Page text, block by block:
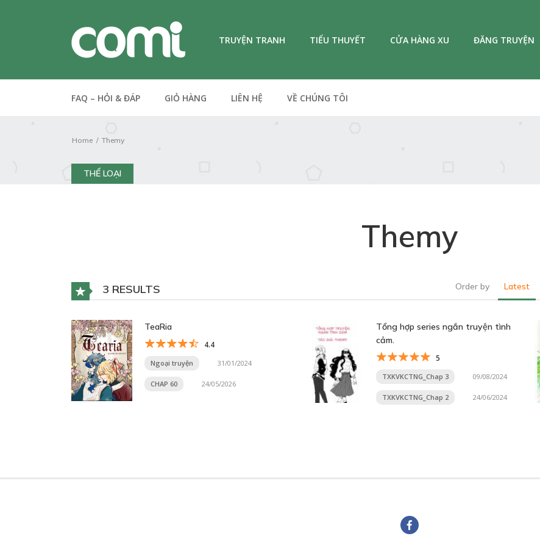
TRUYỆN TRANH TIỂU THUYẾT CỬA HÀNG XU ĐĂNG TRUYỆN
FAQ – HỎI & ĐÁP GIỎ HÀNG LIÊN HỆ VỀ CHÚNG TÔI
Home Themy
THỂ LOẠI
Themy
3 RESULTS Order by Latest
TeaRia
4.4
Ngoại truyện 31/01/2024
CHAP 60 24/05/2026
Tổng hợp series ngắn truyện tình
cảm.
5
TXKVKCTNG_Chap 3 09/08/2024
TXKVKCTNG_Chap 2 24/06/2024